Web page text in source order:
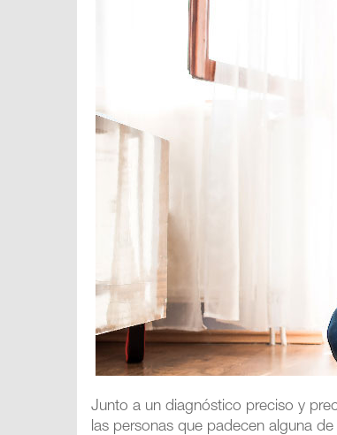
Junto a un diagnóstico preciso y
las personas que padecen alguna de